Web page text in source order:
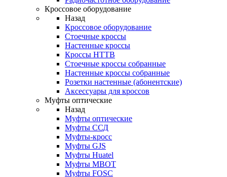
Кроссовое оборудование
Назад
Кроссовое оборудование
Стоечные кроссы
Настенные кроссы
Кроссы HTTB
Стоечные кроссы собранные
Настенные кроссы собранные
Розетки настенные (абонентские)
Аксессуары для кроссов
Муфты оптические
Назад
Муфты оптические
Муфты ССД
Муфты-кросс
Муфты GJS
Муфты Huatel
Муфты МВОТ
Муфты FOSC